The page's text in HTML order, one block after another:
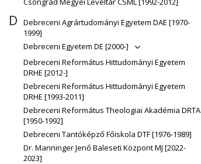
D
Debreceni Agrártudományi Egyetem DAE [1970-
1999]
Debreceni Egyetem DE [2000-]
Debreceni Református Hittudományi Egyetem
DRHE [2012-]
Debreceni Református Hittudományi Egyetem
DRHE [1993-2011]
Debreceni Református Theologiai Akadémia DRTA
[1950-1992]
Debreceni Tantóképző Főiskola DTF [1976-1989]
Dr. Manninger Jenő Baleseti Központ MJ [2022-
2023]